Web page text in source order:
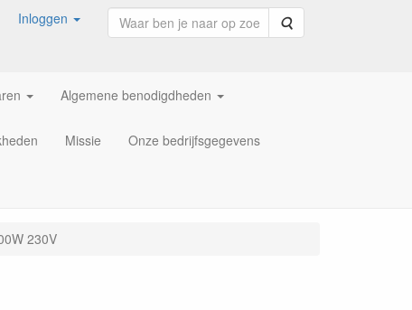
Inloggen Zoeken
Algemene benodigdheden
Missie Onze bedrijfsgegevens
230V